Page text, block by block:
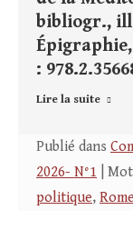
bibliogr.,
Épigraphie,
:
Lire la suite
Publié dans
2026- N°1 |
politique, Rome